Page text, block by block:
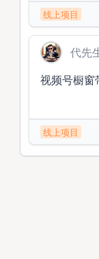
线上项目
代先
视频号橱窗
线上项目